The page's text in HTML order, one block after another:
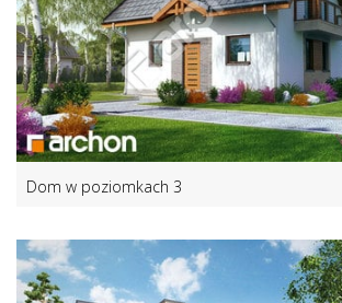
Dom w poziomkach 3